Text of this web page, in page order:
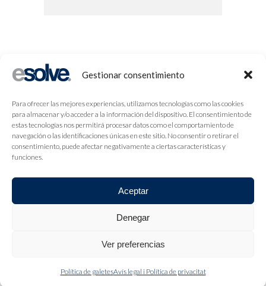
Gestionar consentimiento
Para ofrecer las mejores experiencias, utilizamos tecnologías como las cookies
para almacenar y/o acceder a la información del dispositivo. El consentimiento de
estas tecnologías nos permitirá procesar datos como el comportamiento de
navegación o las identificaciones únicas en este sitio. No consentir o retirar el
consentimiento, puede afectar negativamente a ciertas características y
funciones.
Aceptar
Denegar
Ver preferencias
Política de galetesAvís legal i Política de privacitat